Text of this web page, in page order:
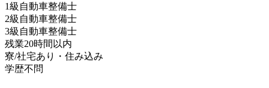
1級自動車整備士
2級自動車整備士
3級自動車整備士
残業20時間以内
寮/社宅あり・住み込み
学歴不問